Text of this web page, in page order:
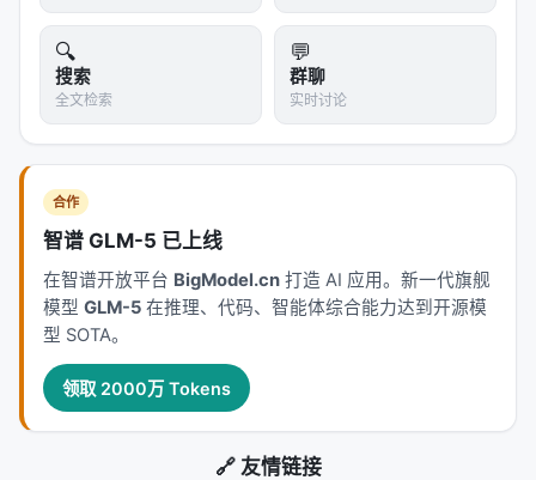
🔍
搜索
全文检索
💬
群聊
实时讨论
合作
智谱 GLM-5 已上线
在智谱开放平台 BigModel.cn 打造 AI 应用。新一代旗舰
模型 GLM-5 在推理、代码、智能体综合能力达到开源模
型 SOTA。
领取 2000万 Tokens
🔗 友情链接